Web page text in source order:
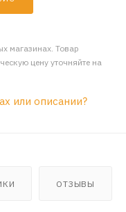
магазинах. Товар
цену уточняйте на
или описании?
ОТЗЫВЫ